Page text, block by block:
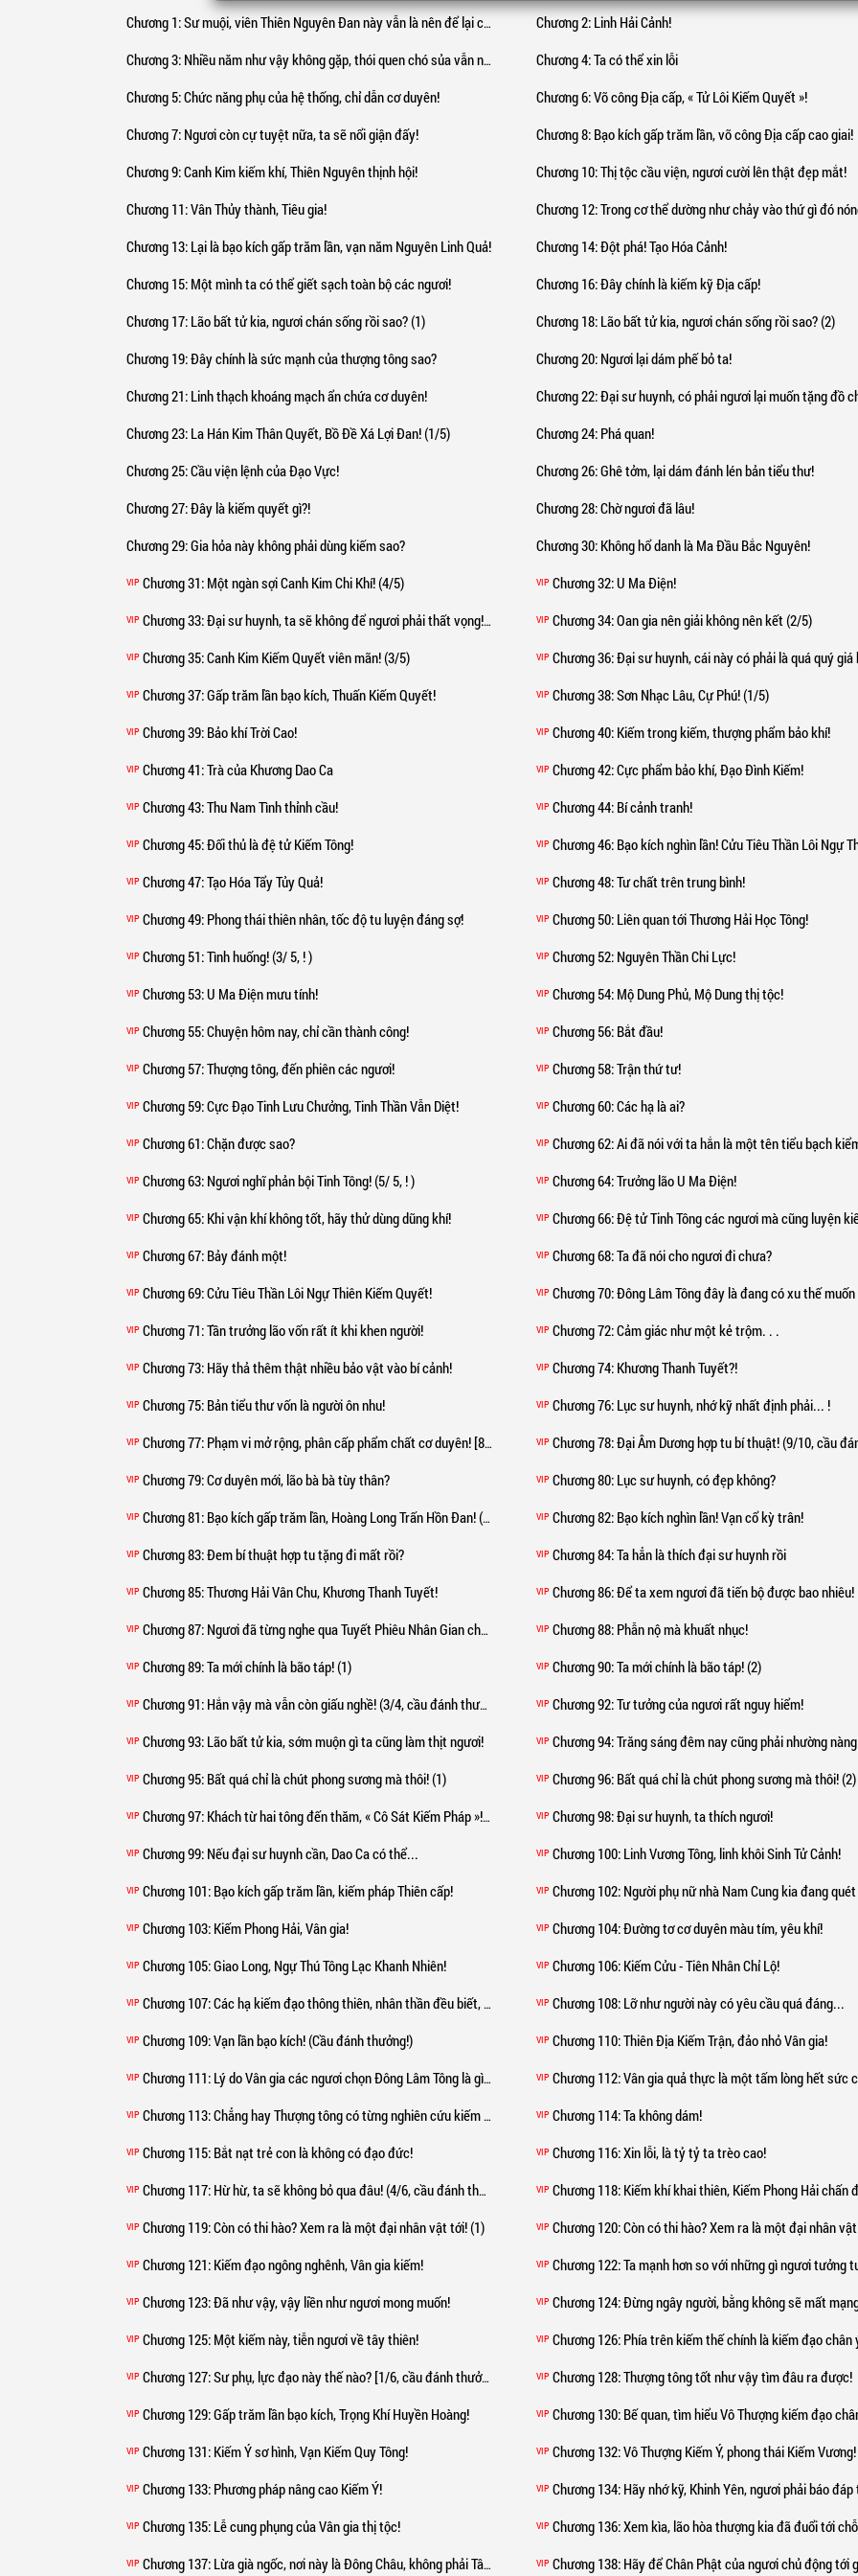
Hạ đẳng
Trung hạ
Thiên Nhân Phong Thái
Chương 1: Sư muội, viên Thiên Nguyên Đan này vẫn là nên để lại cho nàng đi! Chương 2: Linh Hải Cảnh!
Chương 3: Nhiều năm như vậy không gặp, thói quen chó sủa vẫn như cũ... Chương 4: Ta có thể xin lỗi
Chương 5: Chức năng phụ của hệ thống, chỉ dẫn cơ duyên! Chương 6: Võ công Địa cấp, « Tử Lôi Kiếm Quyết »!
Chương 7: Ngươi còn cự tuyệt nữa, ta sẽ nổi giận đấy! Chương 8: Bạo kích gấp trăm lần, võ công Địa cấp cao giai!
Chương 9: Canh Kim kiếm khí, Thiên Nguyên thịnh hội! Chương 10: Thị tộc cầu viện, ngươi cười lên thật đẹp mắt!
Chương 11: Vân Thủy thành, Tiêu gia! Chương 12: Trong cơ thể dường như chảy vào thứ gì đó
Chương 13: Lại là bạo kích gấp trăm lần, vạn năm Nguyên Linh Quả! Chương 14: Đột phá! Tạo Hóa Cảnh!
Chương 15: Một mình ta có thể giết sạch toàn bộ các ngươi! Chương 16: Đây chính là kiếm kỹ Địa cấp!
Chương 17: Lão bất tử kia, ngươi chán sống rồi sao? (1) Chương 18: Lão bất tử kia, ngươi chán sống rồi sao? (2)
Chương 19: Đây chính là sức mạnh của thượng tông sao? Chương 20: Ngươi lại dám phế bỏ ta!
Chương 21: Linh thạch khoáng mạch ẩn chứa cơ duyên! Chương 22: Đại sư huynh, có phải ngươi lại muốn tặng đồ cho ta
Chương 23: La Hán Kim Thân Quyết, Bồ Đề Xá Lợi Đan! (1/5) Chương 24: Phá quan!
Chương 25: Cầu viện lệnh của Đạo Vực! Chương 26: Ghê tởm, lại dám đánh lén bản tiểu thư!
Chương 27: Đây là kiếm quyết gì?! Chương 28: Chờ ngươi đã lâu!
Chương 29: Gia hỏa này không phải dùng kiếm sao? Chương 30: Không hổ danh là Ma Đầu Bắc Nguyên!
VIP Chương 31: Một ngàn sợi Canh Kim Chi Khí! (4/5) VIP Chương 32: U Ma Điện!
VIP Chương 33: Đại sư huynh, ta sẽ không để ngươi phải thất vọng! (1/5) VIP Chương 34: Oan gia nên giải không nên kết (2/5)
VIP Chương 35: Canh Kim Kiếm Quyết viên mãn! (3/5) VIP Chương 36: Đại sư huynh, cái này có phải là quá quý giá hay
VIP Chương 37: Gấp trăm lần bạo kích, Thuấn Kiếm Quyết! VIP Chương 38: Sơn Nhạc Lâu, Cự Phú! (1/5)
VIP Chương 39: Bảo khí Trời Cao! VIP Chương 40: Kiếm trong kiếm, thượng phẩm bảo khí!
VIP Chương 41: Trà của Khương Dao Ca VIP Chương 42: Cực phẩm bảo khí, Đạo Đình Kiếm!
VIP Chương 43: Thu Nam Tình thỉnh cầu! VIP Chương 44: Bí cảnh tranh!
VIP Chương 45: Đối thủ là đệ tử Kiếm Tông! VIP Chương 46: Bạo kích nghìn lần! Cửu Tiêu Thần Lôi Ngự Thiên
VIP Chương 47: Tạo Hóa Tẩy Tủy Quả! VIP Chương 48: Tư chất trên trung bình!
VIP Chương 49: Phong thái thiên nhân, tốc độ tu luyện đáng sợ! VIP Chương 50: Liên quan tới Thương Hải Học Tông!
VIP Chương 51: Tình huống! (3/ 5, ! ) VIP Chương 52: Nguyên Thần Chi Lực!
VIP Chương 53: U Ma Điện mưu tính! VIP Chương 54: Mộ Dung Phủ, Mộ Dung thị tộc!
VIP Chương 55: Chuyện hôm nay, chỉ cần thành công! VIP Chương 56: Bắt đầu!
VIP Chương 57: Thượng tông, đến phiên các ngươi! VIP Chương 58: Trận thứ tư!
VIP Chương 59: Cực Đạo Tinh Lưu Chưởng, Tinh Thần Vẫn Diệt! VIP Chương 60: Các hạ là ai?
VIP Chương 61: Chặn được sao? VIP Chương 62: Ai đã nói với ta hắn là một tên tiểu bạch
VIP Chương 63: Ngươi nghĩ phản bội Tinh Tông! (5/ 5, ! ) VIP Chương 64: Trưởng lão U Ma Điện!
VIP Chương 65: Khi vận khí không tốt, hãy thử dùng dũng khí! VIP Chương 66: Đệ tử Tinh Tông các ngươi mà cũng luyện
VIP Chương 67: Bảy đánh một! VIP Chương 68: Ta đã nói cho ngươi đi chưa?
VIP Chương 69: Cửu Tiêu Thần Lôi Ngự Thiên Kiếm Quyết! VIP Chương 70: Đông Lâm Tông đây là đang có xu thế muốn phục
VIP Chương 71: Tần trưởng lão vốn rất ít khi khen người! VIP Chương 72: Cảm giác như một kẻ trộm. . .
VIP Chương 73: Hãy thả thêm thật nhiều bảo vật vào bí cảnh! VIP Chương 74: Khương Thanh Tuyết?!
VIP Chương 75: Bản tiểu thư vốn là người ôn nhu! VIP Chương 76: Lục sư huynh, nhớ kỹ nhất định phải... !
VIP Chương 77: Phạm vi mở rộng, phân cấp phẩm chất cơ duyên! [8/10] VIP Chương 78: Đại Âm Dương hợp tu bí thuật! (9/10, cầu đánh
VIP Chương 79: Cơ duyên mới, lão bà bà tùy thân? VIP Chương 80: Lục sư huynh, có đẹp không?
VIP Chương 81: Bạo kích gấp trăm lần, Hoàng Long Trấn Hồn Đan! (2/4) VIP Chương 82: Bạo kích nghìn lần! Vạn cổ kỳ trân!
VIP Chương 83: Đem bí thuật hợp tu tặng đi mất rồi? VIP Chương 84: Ta hẳn là thích đại sư huynh rồi
VIP Chương 85: Thương Hải Vân Chu, Khương Thanh Tuyết! VIP Chương 86: Để ta xem ngươi đã tiến bộ được bao nhiêu!
VIP Chương 87: Ngươi đã từng nghe qua Tuyết Phiêu Nhân Gian chưa? VIP Chương 88: Phẫn nộ mà khuất nhục!
VIP Chương 89: Ta mới chính là bão táp! (1) VIP Chương 90: Ta mới chính là bão táp! (2)
VIP Chương 91: Hắn vậy mà vẫn còn giấu nghề! (3/4, cầu đánh thưởng!) VIP Chương 92: Tư tưởng của ngươi rất nguy hiểm!
VIP Chương 93: Lão bất tử kia, sớm muộn gì ta cũng làm thịt ngươi! VIP Chương 94: Trăng sáng đêm nay cũng phải nhường nàng
VIP Chương 95: Bất quá chỉ là chút phong sương mà thôi! (1) VIP Chương 96: Bất quá chỉ là chút phong sương mà thôi! (2)
VIP Chương 97: Khách từ hai tông đến thăm, « Cô Sát Kiếm Pháp »! (4/4, cầu đánh thưởng!) VIP Chương 98: Đại sư huynh, ta thích ngươi!
VIP Chương 99: Nếu đại sư huynh cần, Dao Ca có thể... VIP Chương 100: Linh Vương Tông, linh khôi Sinh Tử Cảnh!
VIP Chương 101: Bạo kích gấp trăm lần, kiếm pháp Thiên cấp! VIP Chương 102: Người phụ nữ nhà Nam Cung kia đang quét ngang
VIP Chương 103: Kiếm Phong Hải, Vân gia! VIP Chương 104: Đường tơ cơ duyên màu tím, yêu khí!
VIP Chương 105: Giao Long, Ngự Thú Tông Lạc Khanh Nhiên! VIP Chương 106: Kiếm Cửu - Tiên Nhân Chỉ Lộ!
VIP Chương 107: Các hạ kiếm đạo thông thiên, nhân thần đều biết, không cần phải thử nữa! VIP Chương 108: Lỡ như người này có yêu cầu quá đáng...
VIP Chương 109: Vạn lần bạo kích! (Cầu đánh thưởng!) VIP Chương 110: Thiên Địa Kiếm Trận, đảo nhỏ Vân gia!
VIP Chương 111: Lý do Vân gia các ngươi chọn Đông Lâm Tông là gì? (2/4, cầu đánh thưởng!) VIP Chương 112: Vân gia quả thực là một tấm lòng hết sức
VIP Chương 113: Chẳng hay Thượng tông có từng nghiên cứu kiếm đạo? VIP Chương 114: Ta không dám!
VIP Chương 115: Bắt nạt trẻ con là không có đạo đức! VIP Chương 116: Xin lỗi, là tỷ tỷ ta trèo cao!
VIP Chương 117: Hừ hừ, ta sẽ không bỏ qua đâu! (4/6, cầu đánh thưởng!) VIP Chương 118: Kiếm khí khai thiên, Kiếm Phong Hải chấn
VIP Chương 119: Còn có thi hào? Xem ra là một đại nhân vật tới! (1) VIP Chương 120: Còn có thi hào? Xem ra là một đại nhân
VIP Chương 121: Kiếm đạo ngông nghênh, Vân gia kiếm! VIP Chương 122: Ta mạnh hơn so với những gì ngươi tưởng
VIP Chương 123: Đã như vậy, vậy liền như ngươi mong muốn! VIP Chương 124: Đừng ngây người, bằng không sẽ mất
VIP Chương 125: Một kiếm này, tiễn ngươi về tây thiên! VIP Chương 126: Phía trên kiếm thế chính là kiếm đạo chân
VIP Chương 127: Sư phụ, lực đạo này thế nào? [1/6, cầu đánh thưởng!] VIP Chương 128: Thượng tông tốt như vậy tìm đâu ra được!
VIP Chương 129: Gấp trăm lần bạo kích, Trọng Khí Huyền Hoàng! VIP Chương 130: Bế quan, tìm hiểu Vô Thượng kiếm đạo
VIP Chương 131: Kiếm Ý sơ hình, Vạn Kiếm Quy Tông! VIP Chương 132: Vô Thượng Kiếm Ý, phong thái Kiếm Vương!
VIP Chương 133: Phương pháp nâng cao Kiếm Ý! VIP Chương 134: Hãy nhớ kỹ, Khinh Yên, ngươi phải báo đáp thượng tông
VIP Chương 135: Lễ cung phụng của Vân gia thị tộc! VIP Chương 136: Xem kìa, lão hòa thượng kia đã đuổi tới chỗ
VIP Chương 137: Lừa già ngốc, nơi này là Đông Châu, không phải Tây Thổ! VIP Chương 138: Hãy để Chân Phật của ngươi chủ động tới